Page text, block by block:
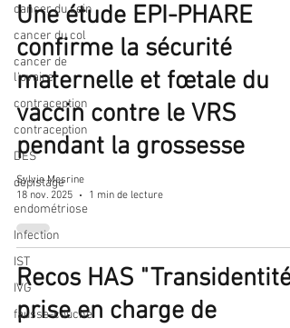
cancer du sein
cancer du col
cancer de
l'ovaire
contraception
contraception
DES
dépistage
endométriose
Infection
IST
IVG
fausse-couche
Une étude EPI-PHARE
confirme la sécurité
maternelle et fœtale du
vaccin contre le VRS
pendant la grossesse
Sylvie Mesrine
18 nov. 2025
1 min de lecture
Recos HAS "Transidentité :
prise en charge de